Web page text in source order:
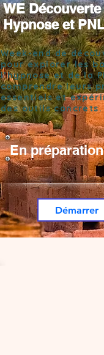
WE Découverte
Hypnose et PNL
Week-end de
pour explorer les
l’hypnose et de la
comprendre leurs
essentiels et
des outils concrets.
En préparation
Démarrer